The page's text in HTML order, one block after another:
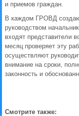
и приемов граждан.
В каждом ГРОВД
руководством
входят представители
месяц проверяет эту
осуществляют
внимание на сроки,
законность и
Смотрите также: